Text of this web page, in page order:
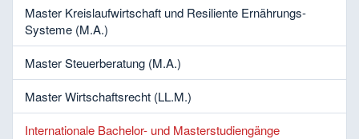
Master Kreislaufwirtschaft und Resiliente Ernährungs-
Systeme (M.A.)
Master Steuerberatung (M.A.)
Master Wirtschaftsrecht (LL.M.)
Internationale Bachelor- und Masterstudiengänge